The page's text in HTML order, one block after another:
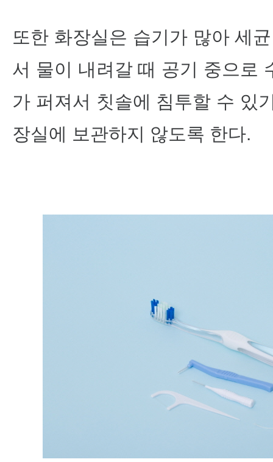
또한 화장실은 습기가 많아 세
서 물이 내려갈 때 공기 중으로
가 퍼져서 칫솔에 침투할 수 있
장실에 보관하지 않도록 한다.